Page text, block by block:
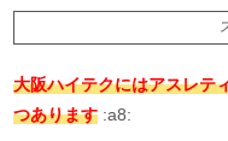
大阪ハイテクにはアスレテ
つあります :a8: